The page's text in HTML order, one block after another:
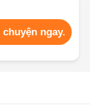
chuyện ngay.